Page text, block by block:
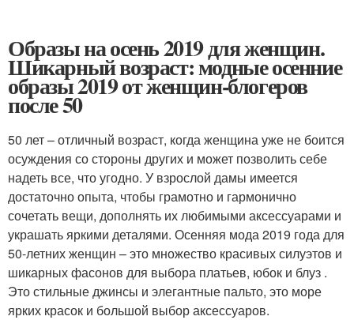
Образы на осень 2019 для женщин.
Шикарный возраст: модные осенние
образы 2019 от женщин-блогеров
после 50
50 лет – отличный возраст, когда женщина уже не боится
осуждения со стороны других и может позволить себе
надеть все, что угодно. У взрослой дамы имеется
достаточно опыта, чтобы грамотно и гармонично
сочетать вещи, дополнять их любимыми аксессуарами и
украшать яркими деталями. Осенняя мода 2019 года для
50-летних женщин – это множество красивых силуэтов и
шикарных фасонов для выбора платьев, юбок и блуз .
Это стильные джинсы и элегантные пальто, это море
ярких красок и большой выбор аксессуаров.